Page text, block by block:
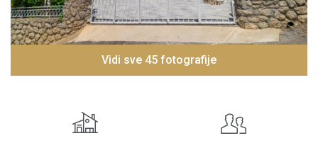
Vidi sve 45 fotografije